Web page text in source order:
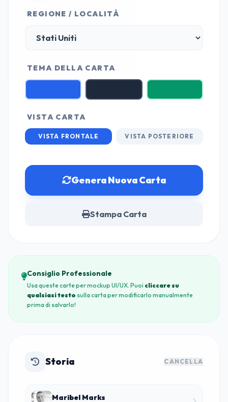
REGIONE / LOCALITÀ
TEMA DELLA CARTA
VISTA CARTA
VISTA FRONTALE VISTA POSTERIORE
Genera Nuova Carta
Stampa Carta
Consiglio Professionale
Usa queste carte per mockup UI/UX. Puoi cliccare su
qualsiasi testo sulla carta per modificarlo manualmente
prima di salvarlo!
Storia CANCELLA
Maribel Marks